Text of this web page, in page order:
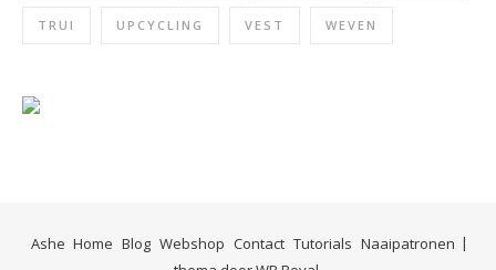
TRUI UPCYCLING VEST WEVEN
Home Blog Webshop Contact Tutorials Naaipatronen
Ashe